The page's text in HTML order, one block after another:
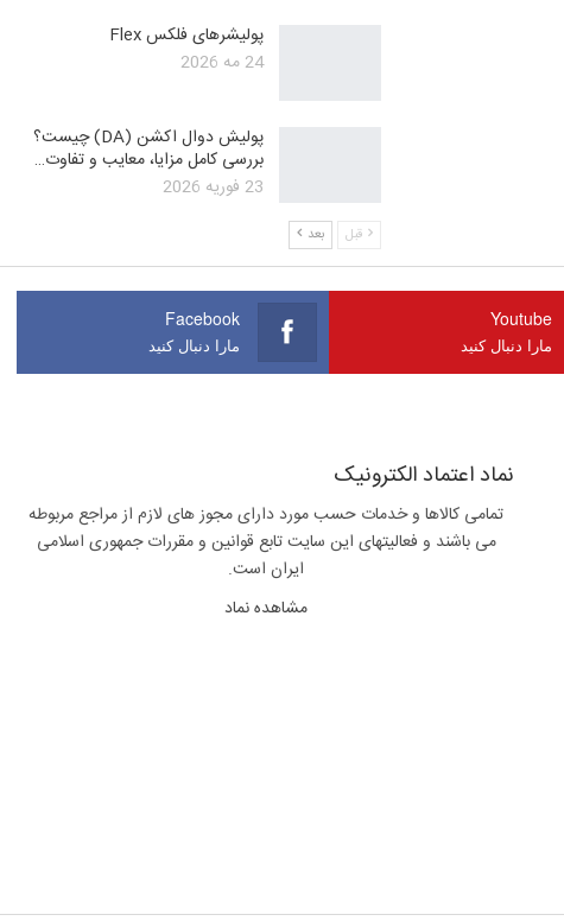
پولیشرهای فلکس Flex
24 مه 2026
پولیش دوال اکشن (DA) چیست؟
بررسی کامل مزایا، معایب و تفاوت…
23 فوریه 2026
قبل بعد
Youtube
مارا دنبال کنید
Facebook
مارا دنبال کنید
نماد اعتماد الکترونیک
تمامی کالاها و خدمات حسب مورد دارای مجوز های لازم از مراجع مربوطه
می باشند و فعالیتهای این سایت تابع قوانین و مقررات جمهوری اسلامی
ایران است.
مشاهده نماد